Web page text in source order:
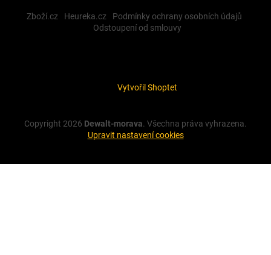
Zboží.cz Heureka.cz
Podmínky ochrany osobních údajů
Odstoupení od smlouvy
Vytvořil Shoptet
Copyright 2026 Dewalt-morava. Všechna práva vyhrazena.
Upravit nastavení cookies